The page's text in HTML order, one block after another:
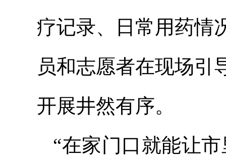
疗记录、日常用药情
员和志愿者在现场引
开展井然有序。
“在家门口就能让